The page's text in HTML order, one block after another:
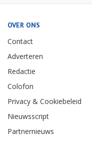
OVER ONS
Contact
Adverteren
Redactie
Colofon
Privacy & Cookiebeleid
Nieuwsscript
Partnernieuws